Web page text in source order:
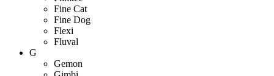
Fine Cat
Fine Dog
Flexi
Fluval
G
Gemon